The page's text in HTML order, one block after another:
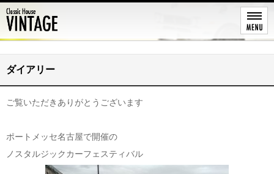
レストア
ダイアリー
ご覧いただきありがとうございます
ポートメッセ名古屋で開催の
ノスタルジックカーフェスティバル